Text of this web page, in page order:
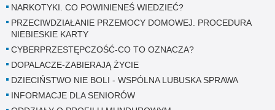
NARKOTYKI. CO POWINIENEŚ WIEDZIEĆ?
PRZECIWDZIAŁANIE PRZEMOCY DOMOWEJ. PROCEDURA
NIEBIESKIE KARTY
CYBERPRZESTĘPCZOŚĆ-CO TO OZNACZA?
DOPALACZE-ZABIERAJĄ ŻYCIE
DZIECIŃSTWO NIE BOLI - WSPÓLNA LUBUSKA SPRAWA
INFORMACJE DLA SENIORÓW